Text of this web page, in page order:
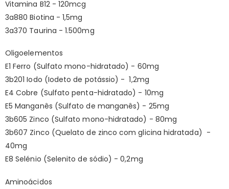
Vitamina B12 - 120mcg
3a880 Biotina - 1,5mg
3a370 Taurina - 1.500mg
Oligoelementos
E1 Ferro (Sulfato mono-hidratado) - 60mg
3b201 Iodo (Iodeto de potássio) - 1,2mg
E4 Cobre (Sulfato penta-hidratado) - 10mg
E5 Manganês (Sulfato de manganês) - 25mg
3b605 Zinco (Sulfato mono-hidratado) - 80mg
3b607 Zinco (Quelato de zinco com glicina hidratada) -
40mg
E8 Selénio (Selenito de sódio) - 0,2mg
Aminoácidos